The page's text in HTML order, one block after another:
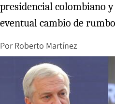
presidencial colombiano
eventual cambio de
Por Roberto Martínez